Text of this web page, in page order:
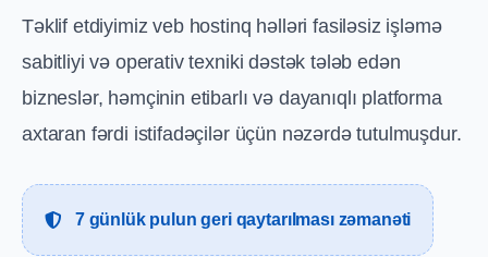
Təklif etdiyimiz veb hostinq həlləri fasiləsiz işləmə
sabitliyi və operativ texniki dəstək tələb edən
bizneslər, həmçinin etibarlı və dayanıqlı platforma
axtaran fərdi istifadəçilər üçün nəzərdə tutulmuşdur.
7 günlük pulun geri qaytarılması zəmanəti